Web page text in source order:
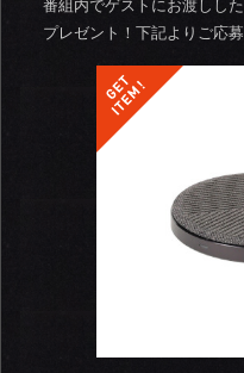
番組内でゲストにお渡しし
プレゼント！下記よりご応募